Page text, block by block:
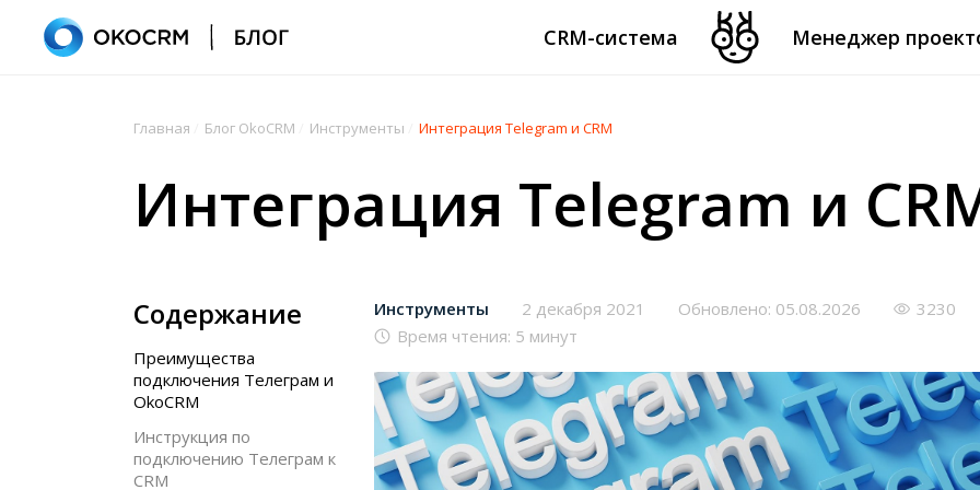
CRM-система Менеджер
Главная Блог OkoCRM Инструменты Интеграция Telegram и CRM
Интеграция Telegram и
Содержание
Преимущества
подключения Телеграм и
OkoCRM
Инструкция по
подключению Телеграм к
CRM
Инструменты 2 декабря 2021 Обновлено: 05.08.2026
3230
Время чтения: 5 минут